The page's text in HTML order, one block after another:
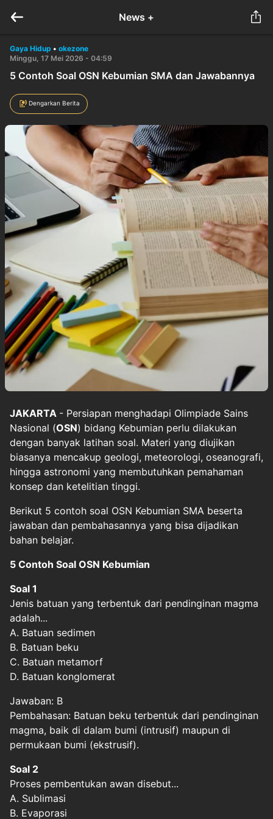
News +
Gaya Hidup • okezone
Minggu, 17 Mei 2026 - 04:59
5 Contoh Soal OSN Kebumian SMA dan Jawabannya
Dengarkan Berita
JAKARTA - Persiapan menghadapi Olimpiade Sains
Nasional (OSN) bidang Kebumian perlu dilakukan
dengan banyak latihan soal. Materi yang diujikan
biasanya mencakup geologi, meteorologi, oseanografi,
hingga astronomi yang membutuhkan pemahaman
konsep dan ketelitian tinggi.
Berikut 5 contoh soal OSN Kebumian SMA beserta
jawaban dan pembahasannya yang bisa dijadikan
bahan belajar.
5 Contoh Soal OSN Kebumian
Soal 1
Jenis batuan yang terbentuk dari pendinginan magma
adalah...
A. Batuan sedimen
B. Batuan beku
C. Batuan metamorf
D. Batuan konglomerat
Jawaban: B
Pembahasan: Batuan beku terbentuk dari pendinginan
magma, baik di dalam bumi (intrusif) maupun di
permukaan bumi (ekstrusif).
Soal 2
Proses pembentukan awan disebut...
A. Sublimasi
B. Evaporasi